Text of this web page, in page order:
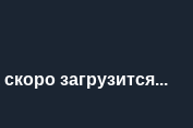
загрузится...